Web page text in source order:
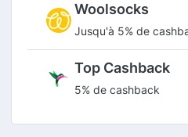
Woolsocks
Jusqu'à 5% de
Top Cashback
5% de cashback